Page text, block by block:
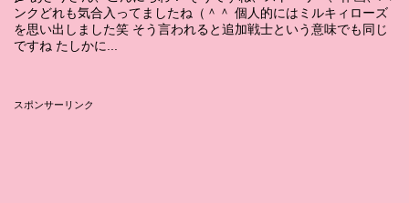
ンクどれも気合入ってましたね（＾＾ 個人的にはミルキィローズ
を思い出しました笑 そう言われると追加戦士という意味でも同じ
ですね たしかに...
スポンサーリンク